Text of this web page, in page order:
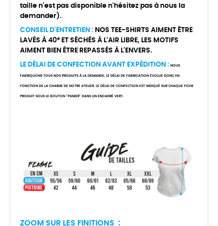
taille n'est pas disponible n'hésitez pas à nous la
demander).
CONSEIL D'ENTRETIEN : NOS TEE-SHIRTS AIMENT ÊTRE
LAVÉS À 40° ET SÉCHÉS À L'AIR LIBRE, LES MOTIFS
AIMENT BIEN ÊTRE REPASSÉS À L'ENVERS.
LE DÉLAI DE CONFECTION AVANT EXPÉDITION : NOUS
FABRIQUONS TOUS NOS PRODUITS À LA DEMANDE, LE DÉLAI DE FABRICATION ÉVOLUE DONC EN
FONCTION DE LA CHARGE DE NOTRE ATELIER. LE DÉLAI DE CONFECTION EST INDIQUÉ SUR CHAQUE FICHE
PRODUIT SOUS LE BOUTON "PANIER" DANS UN ENCADRÉ VERT.
ZOOM SUR LES FINITIONS :